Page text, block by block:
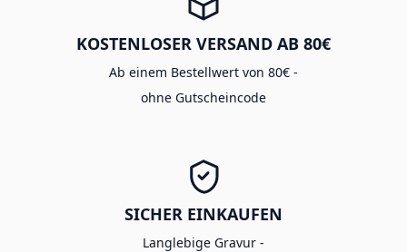
KOSTENLOSER VERSAND AB 80€
Ab einem Bestellwert von 80€ -
ohne Gutscheincode
SICHER EINKAUFEN
Langlebige Gravur -